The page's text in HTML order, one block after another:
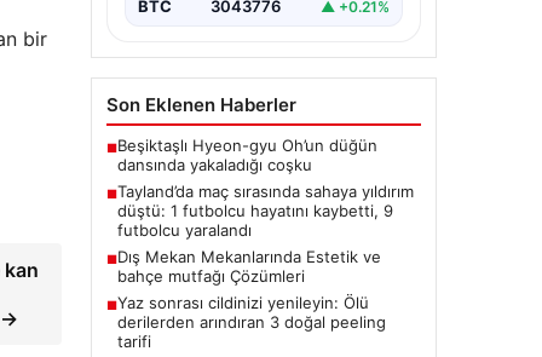
bir
kan
→
BTC 3043776 ▲ +0.21%
Son Eklenen Haberler
■Beşiktaşlı Hyeon-gyu Oh’un düğün
dansında yakaladığı coşku
■Tayland’da maç sırasında sahaya yıldırım
düştü: 1 futbolcu hayatını kaybetti, 9
futbolcu yaralandı
■Dış Mekan Mekanlarında Estetik ve
bahçe mutfağı Çözümleri
■Yaz sonrası cildinizi yenileyin: Ölü
derilerden arındıran 3 doğal peeling
tarifi